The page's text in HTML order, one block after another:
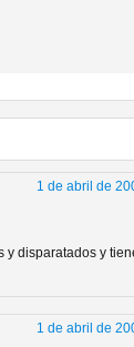
tiempo
1 de abril de
disparatados y
1 de abril de